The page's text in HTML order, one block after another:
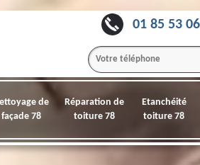
01 85 53
de
façade 78
Réparation de
toiture 78
Etanchéité
toiture 78